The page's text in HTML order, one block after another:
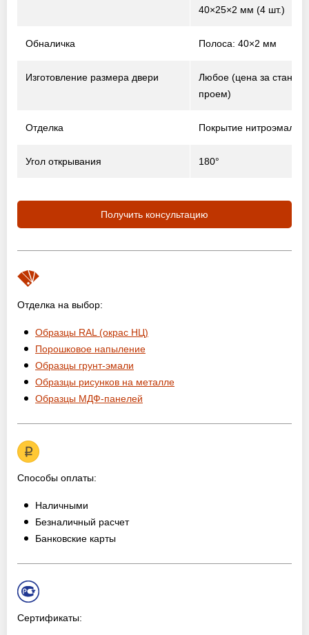
40×25×2 мм (4 шт.)
Обналичка Полоса: 40×2 мм
Изготовление размера двери
Любое (цена за
проем)
Отделка Покрытие нитроэмалью
Угол открывания 180°
Получить консультацию
Отделка на выбор:
Образцы RAL (окрас НЦ)
Порошковое напыление
Образцы грунт-эмали
Образцы рисунков на металле
Образцы МДФ-панелей
Способы оплаты:
Наличными
Безналичный расчет
Банковские карты
Сертификаты: